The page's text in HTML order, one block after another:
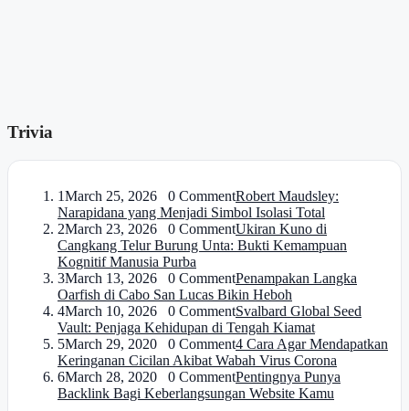
Trivia
1March 25, 2026 0 CommentRobert Maudsley:
Narapidana yang Menjadi Simbol Isolasi Total
2March 23, 2026 0 CommentUkiran Kuno di
Cangkang Telur Burung Unta: Bukti Kemampuan
Kognitif Manusia Purba
3March 13, 2026 0 CommentPenampakan Langka
Oarfish di Cabo San Lucas Bikin Heboh
4March 10, 2026 0 CommentSvalbard Global Seed
Vault: Penjaga Kehidupan di Tengah Kiamat
5March 29, 2020 0 Comment4 Cara Agar Mendapatkan
Keringanan Cicilan Akibat Wabah Virus Corona
6March 28, 2020 0 CommentPentingnya Punya
Backlink Bagi Keberlangsungan Website Kamu